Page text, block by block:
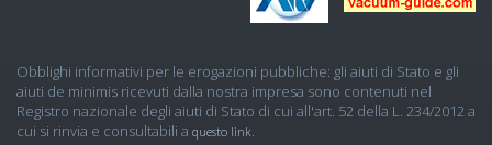
Obblighi informativi per le erogazioni pubbliche: gli aiuti di Stato e gli
aiuti de minimis ricevuti dalla nostra impresa sono contenuti nel
Registro nazionale degli aiuti di Stato di cui all'art. 52 della L. 234/2012 a
cui si rinvia e consultabili a questo link.